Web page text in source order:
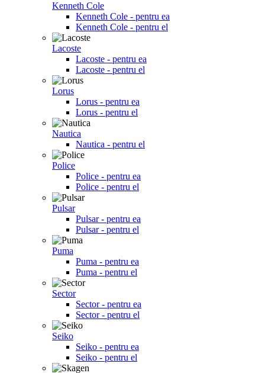
Kenneth Cole
Kenneth Cole - pentru ea
Kenneth Cole - pentru el
Lacoste
Lacoste - pentru ea
Lacoste - pentru el
Lorus
Lorus - pentru ea
Lorus - pentru el
Nautica
Nautica - pentru el
Police
Police - pentru ea
Police - pentru el
Pulsar
Pulsar - pentru ea
Pulsar - pentru el
Puma
Puma - pentru ea
Puma - pentru el
Sector
Sector - pentru ea
Sector - pentru el
Seiko
Seiko - pentru ea
Seiko - pentru el